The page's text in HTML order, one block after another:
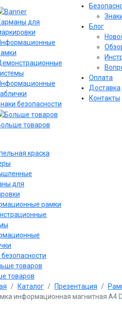
для
безопасности
товаров
краска
для
рамки
товаров
Блог
Оплата
Доставка
Контакты
Каталог Презентация
информационная магнитная А4